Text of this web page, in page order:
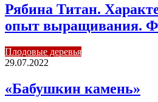
Рябина Титан.
опыт выращивания.
Плодовые деревья
29.07.2022
«Бабушкин камень»